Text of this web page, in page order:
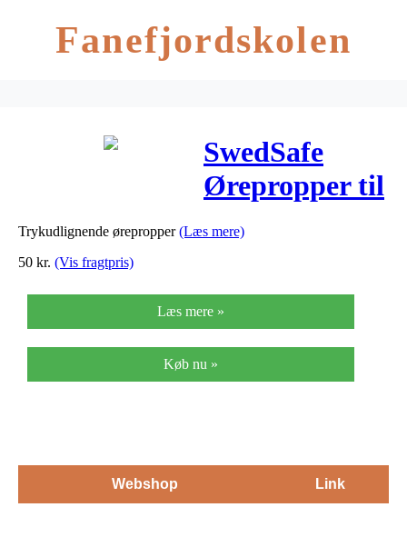
Fanefjordskolen
SwedSafe
Ørepropper til
Flyrejser Til
Trykudlignende ørepropper(Læs mere)
50 kr. (Vis fragtpris)
Læs mere »
Køb nu »
Webshop Link